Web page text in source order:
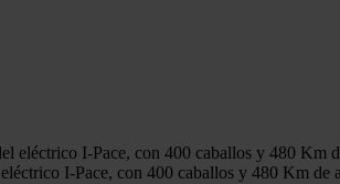
I-Pace, con 400 caballos y 480 Km de